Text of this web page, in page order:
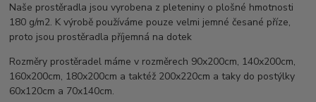
Naše prostěradla jsou vyrobena z pleteniny o plošné hmotnosti
180 g/m2. K výrobě používáme pouze velmi jemné česané příze,
proto jsou prostěradla příjemná na dotek
Rozměry prostěradel máme v rozměrech 90x200cm, 140x200cm,
160x200cm, 180x200cm a taktéž 200x220cm a taky do postýlky
60x120cm a 70x140cm.